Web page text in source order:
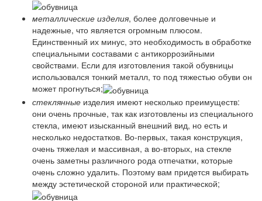
металлические изделия, более долговечные и
надежные, что является огромным плюсом.
Единственный их минус, это необходимость в обработке
специальными составами с антикоррозийными
свойствами. Если для изготовления такой обувницы
использовался тонкий металл, то под тяжестью обуви он
может прогнуться;
стеклянные изделия имеют несколько преимуществ:
они очень прочные, так как изготовлены из специального
стекла, имеют изысканный внешний вид, но есть и
несколько недостатков. Во-первых, такая конструкция,
очень тяжелая и массивная, а во-вторых, на стекле
очень заметны различного рода отпечатки, которые
очень сложно удалить. Поэтому вам придется выбирать
между эстетической стороной или практической;